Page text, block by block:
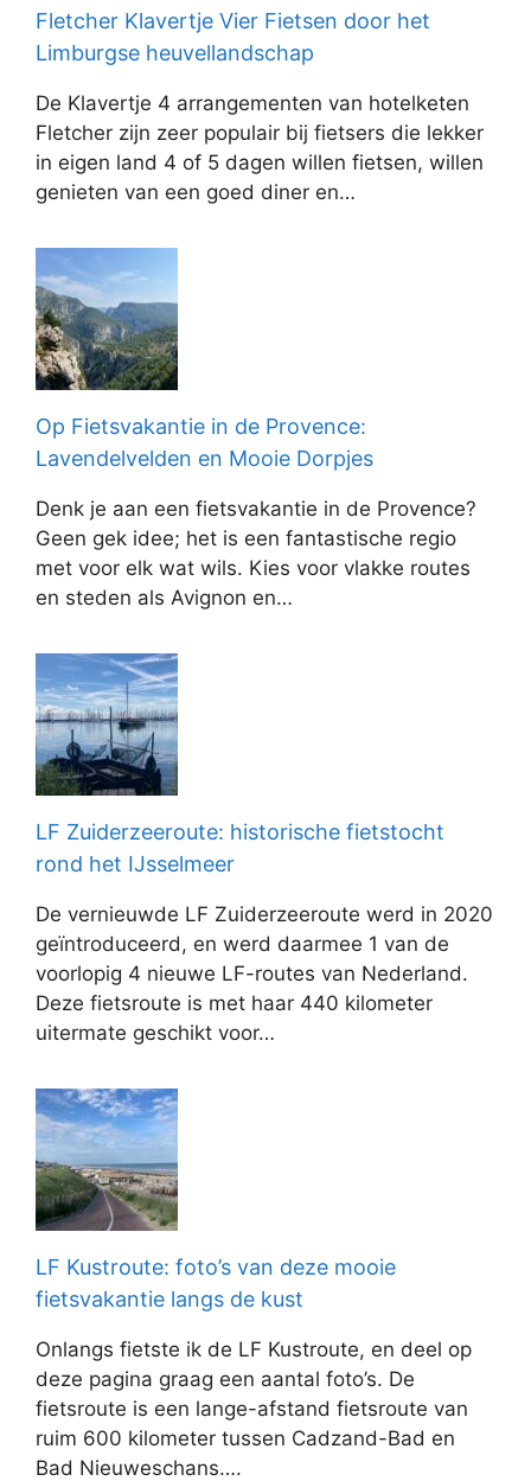
Fletcher Klavertje Vier Fietsen door het
Limburgse heuvellandschap
De Klavertje 4 arrangementen van hotelketen
Fletcher zijn zeer populair bij fietsers die lekker
in eigen land 4 of 5 dagen willen fietsen, willen
genieten van een goed diner en…
Op Fietsvakantie in de Provence:
Lavendelvelden en Mooie Dorpjes
Denk je aan een fietsvakantie in de Provence?
Geen gek idee; het is een fantastische regio
met voor elk wat wils. Kies voor vlakke routes
en steden als Avignon en…
LF Zuiderzeeroute: historische fietstocht
rond het IJsselmeer
De vernieuwde LF Zuiderzeeroute werd in 2020
geïntroduceerd, en werd daarmee 1 van de
voorlopig 4 nieuwe LF-routes van Nederland.
Deze fietsroute is met haar 440 kilometer
uitermate geschikt voor…
LF Kustroute: foto’s van deze mooie
fietsvakantie langs de kust
Onlangs fietste ik de LF Kustroute, en deel op
deze pagina graag een aantal foto’s. De
fietsroute is een lange-afstand fietsroute van
ruim 600 kilometer tussen Cadzand-Bad en
Bad Nieuweschans….